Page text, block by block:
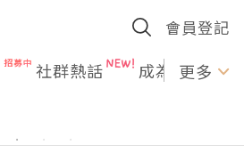
會員登記
社群熱話 成為U更多